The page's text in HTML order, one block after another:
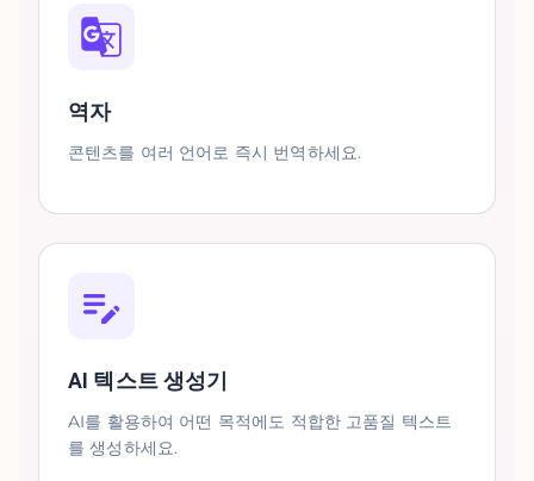
역자
콘텐츠를 여러 언어로 즉시 번역하세요.
AI 텍스트 생성기
AI를 활용하여 어떤 목적에도 적합한 고품질 텍스트
를 생성하세요.